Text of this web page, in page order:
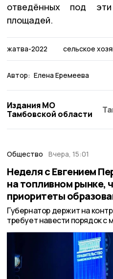
отведённых под
площадей.
жатва-2022 сельское
Автор: Елена Еремеева
Издания МО
Тамбовской области
Общество Вчера, 15:01
Неделя с Евгением
на топливном рынке,
приоритеты
Губернатор держит на
требует навести порядок с